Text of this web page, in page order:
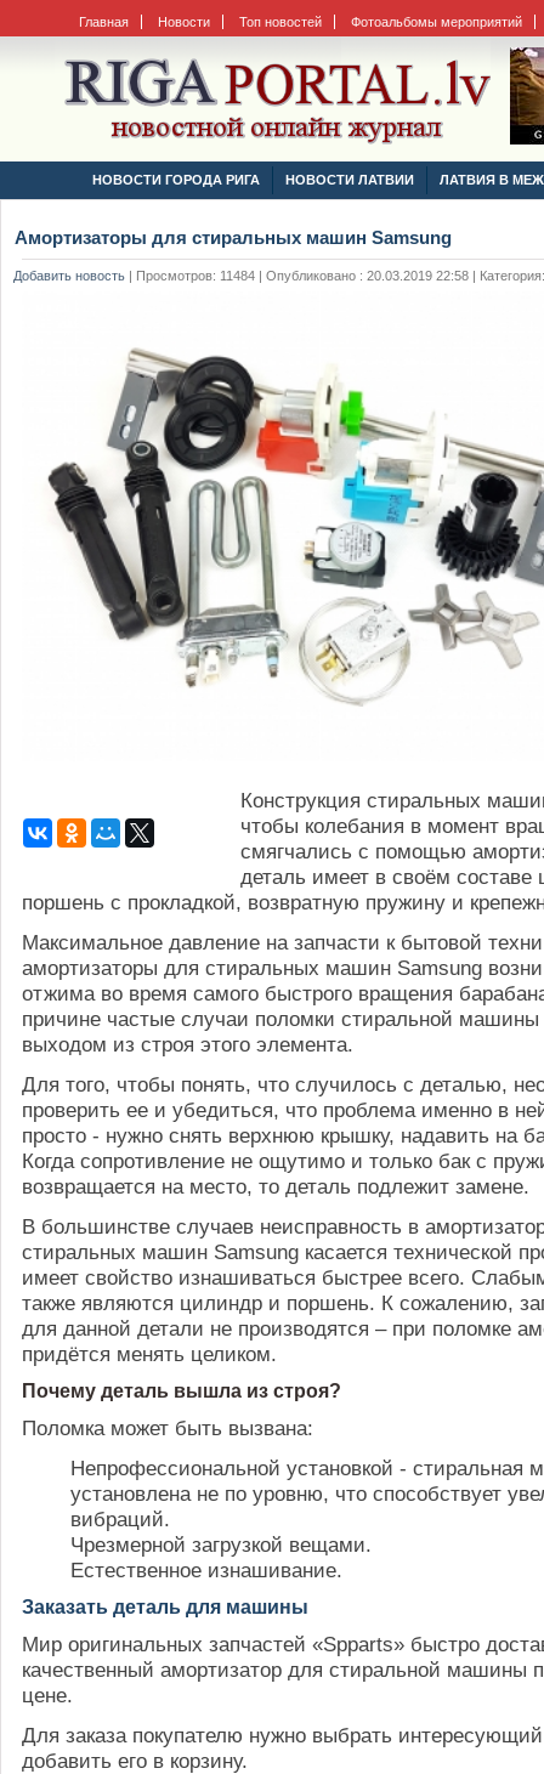
Главная Новости Топ новостей Фотоальбомы мероприятий
НОВОСТИ ГОРОДА РИГА НОВОСТИ ЛАТВИИ ЛАТВИЯ В
Амортизаторы для стиральных машин Samsung
Добавить новость | Просмотров: 11484 | Опубликовано : 20.03.2019 22:58 | Категория:
Конструкция стиральных
чтобы колебания в момент
смягчались с помощью
деталь имеет в своём
поршень с прокладкой, возвратную пружину и
Максимальное давление на запчасти к бытовой
амортизаторы для стиральных машин Samsung
отжима во время самого быстрого вращения
причине частые случаи поломки стиральной машины
выходом из строя этого элемента.
Для того, чтобы понять, что случилось с деталью,
проверить ее и убедиться, что проблема именно в
просто - нужно снять верхнюю крышку, надавить на
Когда сопротивление не ощутимо и только бак с
возвращается на место, то деталь подлежит замене.
В большинстве случаев неисправность в
стиральных машин Samsung касается технической
имеет свойство изнашиваться быстрее всего.
также являются цилиндр и поршень. К сожалению,
для данной детали не производятся – при поломке
придётся менять целиком.
Почему деталь вышла из строя?
Поломка может быть вызвана:
Непрофессиональной установкой - стиральная
установлена не по уровню, что способствует
вибраций.
Чрезмерной загрузкой вещами.
Естественное изнашивание.
Заказать деталь для машины
Мир оригинальных запчастей «Spparts» быстро
качественный амортизатор для стиральной машины
цене.
Для заказа покупателю нужно выбрать
добавить его в корзину.